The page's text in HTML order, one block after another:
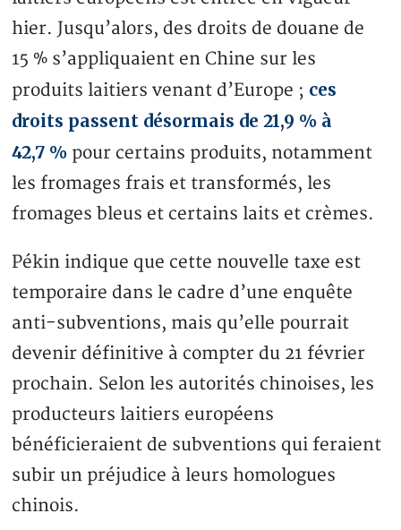
hier. Jusqu’alors, des droits de douane de
15 % s’appliquaient en Chine sur les
produits laitiers venant d’Europe ; ces
droits passent désormais de 21,9 % à
42,7 % pour certains produits, notamment
les fromages frais et transformés, les
fromages bleus et certains laits et crèmes.
Pékin indique que cette nouvelle taxe est
temporaire dans le cadre d’une enquête
anti-subventions, mais qu’elle pourrait
devenir définitive à compter du 21 février
prochain. Selon les autorités chinoises, les
producteurs laitiers européens
bénéficieraient de subventions qui feraient
subir un préjudice à leurs homologues
chinois.